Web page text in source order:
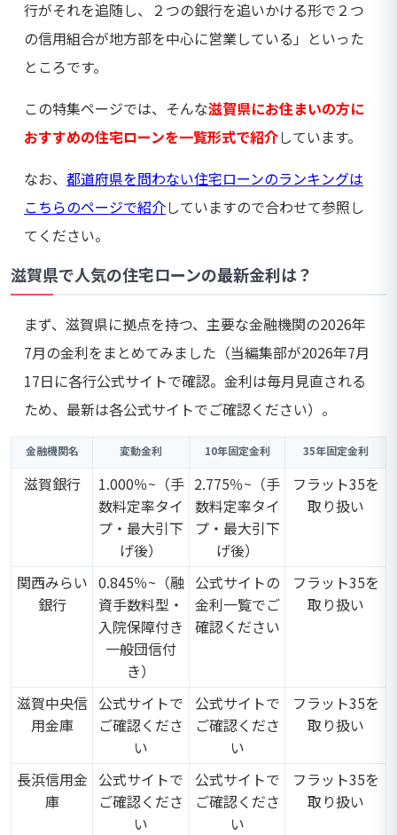
行がそれを追随し、２つの銀行を追いかける形で２つ
の信用組合が地方部を中心に営業している」といった
ところです。
この特集ページでは、そんな滋賀県にお住まいの方に
おすすめの住宅ローンを一覧形式で紹介しています。
なお、 都道府県を問わない住宅ローンのランキングは
こちらのページで紹介していますので合わせて参照し
てください。
滋賀県で人気の住宅ローンの最新金利は？
まず、滋賀県に拠点を持つ、主要な金融機関の2026年
7月の金利をまとめてみました（当編集部が2026年7月
17日に各行公式サイトで確認。金利は毎月見直される
ため、最新は各公式サイトでご確認ください）。
金融機関名 変動金利 10年固定金利 35年固定金利
滋賀銀行
1.000％~（手
数料定率タイ
プ・最大引下
げ後）
2.775％~（手
数料定率タイ
プ・最大引下
げ後）
フラット35を
取り扱い
関西みらい
銀行
0.845％~（融
資手数料型・
入院保障付き
一般団信付
き）
公式サイトの
金利一覧でご
確認ください
フラット35を
取り扱い
滋賀中央信
用金庫
公式サイトで
ご確認くださ
い
公式サイトで
ご確認くださ
い
フラット35を
取り扱い
長浜信用金
庫
公式サイトで
ご確認くださ
い
公式サイトで
ご確認くださ
い
フラット35を
取り扱い